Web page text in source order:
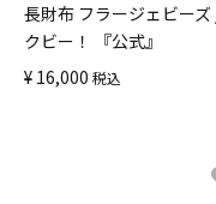
長財布 フラージェビーズ
クビー！ 『公式』
¥ 16,000 税込